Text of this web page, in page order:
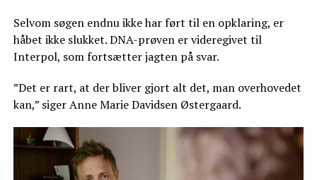
Selvom søgen endnu ikke har ført til en opklaring, er
håbet ikke slukket. DNA-prøven er videregivet til
Interpol, som fortsætter jagten på svar.
”Det er rart, at der bliver gjort alt det, man overhovedet
kan,” siger Anne Marie Davidsen Østergaard.